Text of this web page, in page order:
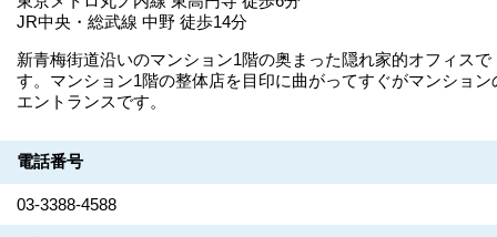
JR中央・総武線 中野 徒歩14分
新青梅街道沿いのマンション1階の奥まった隠れ家的オフィスで
す。マンション1階の整体店を目印に曲がってすぐがマンション
エントランスです。
電話番号
03-3388-4588